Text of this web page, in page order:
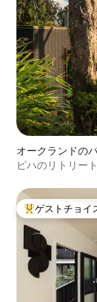
オークランドの
ピハのリトリー
大好評のゲスト
ゲストチョイ